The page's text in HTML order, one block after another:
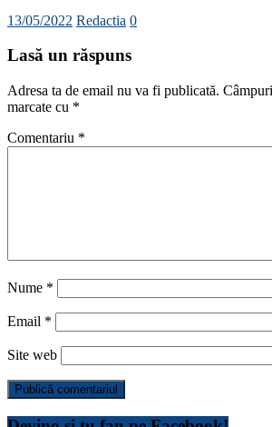
13/05/2022 Redactia 0
Lasă un răspuns
Adresa ta de email nu va fi publicată.
marcate cu *
Comentariu *
Nume *
Email *
Site web